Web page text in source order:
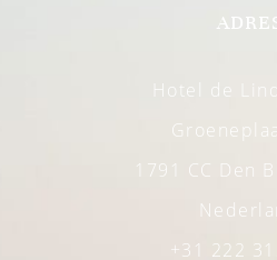
Hotel de
1791 CC Den
+31 222